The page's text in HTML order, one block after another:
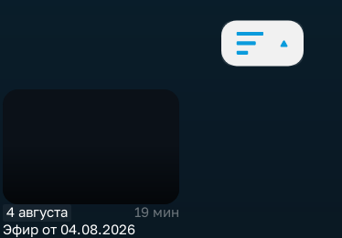
4 августа
19 мин
Эфир от 04.08.2026